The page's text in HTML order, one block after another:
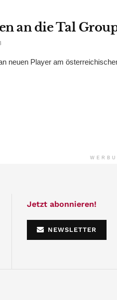
an die Tal
neuen Player am
Jetzt abonnieren!
NEWSLETTER